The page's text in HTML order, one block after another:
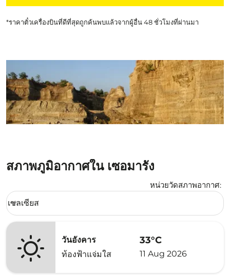
*ราคาตั๋วเครื่องบินที่ดีที่สุดถูกค้นพบแล้วจากผู้อื่น 48 ชั่วโมงที่ผ่านมา
สภาพภูมิอากาศใน เซอมารัง
หน่วยวัดสภาพอากาศ:
Weather unit option เซลเซียส Selected
เซลเซียส
keyboard_arrow_down
วันอังคาร
ท้องฟ้าแจ่มใส
33°C
11 Aug 2026